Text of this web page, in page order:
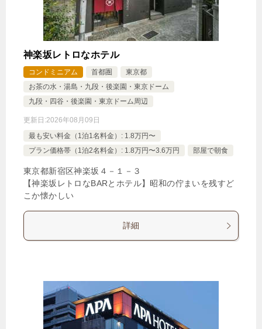
神楽坂レトロなホテル
コンドミニアム 首都圏
東京都
お茶の水・湯島・九段・後楽園・東京ドーム
九段・四谷・後楽園・東京ドーム周辺
更新日:2026年08月09日
最も安い料金（1泊1名料金）: 1.8万円〜
プラン価格帯（1泊2名料金）: 1.8万円〜3.6万円
部屋で朝食
東京都新宿区神楽坂４－１－３
【神楽坂レトロなBARとホテル】昭和の佇まいを残すど
こか懐かしい
詳細